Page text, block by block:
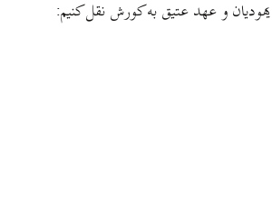
و عهد عتیق به کورش نقل کنیم: